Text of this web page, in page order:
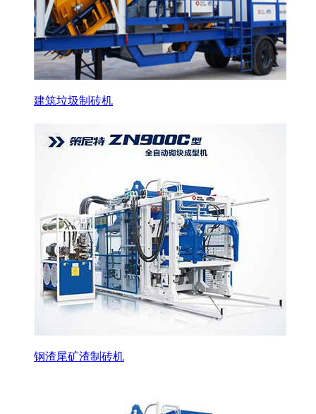
建筑垃圾制砖机
钢渣尾矿渣制砖机